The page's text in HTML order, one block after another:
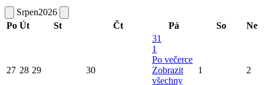
Srpen2026
Po Út St Čt Pá So Ne
27 28 29 30
31
1
Po večerce
Zobrazit
všechny
1 2